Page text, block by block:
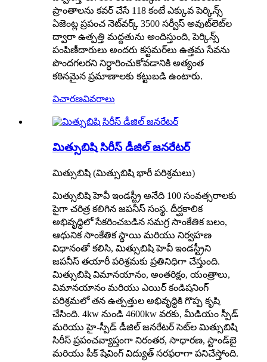
ప్రాంతాలను కవర్ చేసే 118 కంటే ఎక్కువ పెర్కిన్స్
ఏజెంట్ల ప్రపంచ నెట్‌వర్క్ 3500 సర్వీస్ అవుట్‌లెట్‌ల
ద్వారా ఉత్పత్తి మద్దతును అందిస్తుంది, పెర్కిన్స్
పంపిణీదారులు అందరు కస్టమర్‌లు ఉత్తమ సేవను
పొందగలరని నిర్ధారించుకోవడానికి అత్యంత
కఠినమైన ప్రమాణాలకు కట్టుబడి ఉంటారు.
విచారణవివరాలు
మిత్సుబిషి సిరీస్ డీజిల్ జనరేటర్
మిత్సుబిషి (మిత్సుబిషి భారీ పరిశ్రమలు)
మిత్సుబిషి హెవీ ఇండస్ట్రీ అనేది 100 సంవత్సరాలకు
పైగా చరిత్ర కలిగిన జపనీస్ సంస్థ. దీర్ఘకాలిక
అభివృద్ధిలో సేకరించబడిన సమగ్ర సాంకేతిక బలం,
ఆధునిక సాంకేతిక స్థాయి మరియు నిర్వహణ
విధానంతో కలిసి, మిత్సుబిషి హెవీ ఇండస్ట్రీని
జపనీస్ తయారీ పరిశ్రమకు ప్రతినిధిగా చేస్తుంది.
మిత్సుబిషి విమానయానం, అంతరిక్షం, యంత్రాలు,
విమానయానం మరియు ఎయిర్ కండిషనింగ్
పరిశ్రమలో తన ఉత్పత్తుల అభివృద్ధికి గొప్ప కృషి
చేసింది. 4kw నుండి 4600kw వరకు, మీడియం స్పీడ్
మరియు హై-స్పీడ్ డీజిల్ జనరేటర్ సెట్‌ల మిత్సుబిషి
సిరీస్ ప్రపంచవ్యాప్తంగా నిరంతర, సాధారణ, స్టాండ్‌బై
మరియు పీక్ షేవింగ్ విద్యుత్ సరఫరాగా పనిచేస్తోంది.